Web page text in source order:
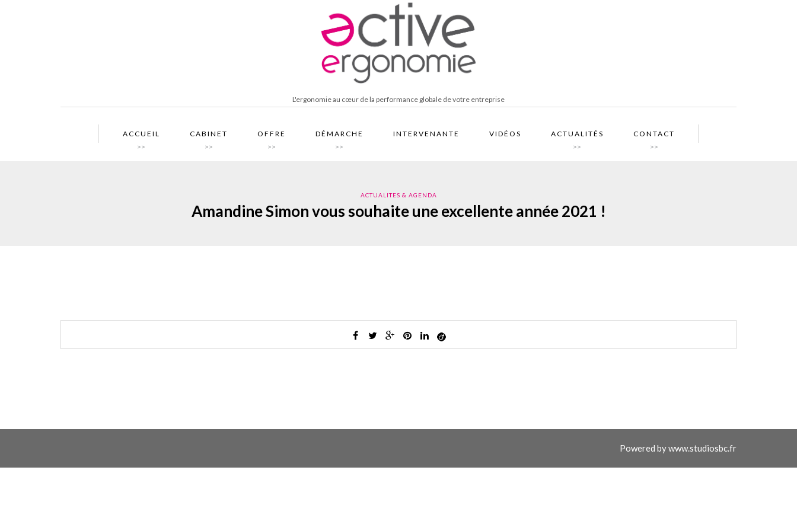
L'ergonomie au cœur de la performance globale de votre entreprise
ACCUEIL
>>
CABINET
>>
OFFRE
>>
DÉMARCHE
>>
INTERVENANTE VIDÉOS
ACTUALITÉS
>>
CONTACT
>>
ACTUALITES & AGENDA
Amandine Simon vous souhaite une excellente année 2021 !
Powered bywww.studiosbc.fr